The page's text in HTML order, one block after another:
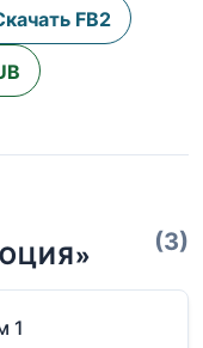
FB2
(3)
1